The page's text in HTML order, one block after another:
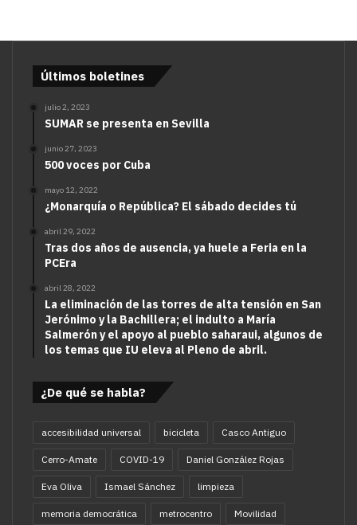
Últimos boletines
julio 2, 2023
SUMAR se presenta en Sevilla
junio 27, 2023
500 voces por Cuba
mayo 12, 2022
¿Monarquía o República? El sábado decides tú
abril 29, 2022
Tras dos años de ausencia, ya huele a Feria en la
PCEra
abril 28, 2022
La eliminación de las torres de alta tensión en San
Jerónimo y la Bachillera; el indulto a María
Salmerón y el apoyo al pueblo saharaui, algunos de
los temas que IU eleva al Pleno de abril.
¿De qué se habla?
accesibilidad universal bicicleta Casco Antiguo
Cerro-Amate COVID-19 Daniel González Rojas
Eva Oliva Ismael Sánchez limpieza
memoria democrática metrocentro Movilidad